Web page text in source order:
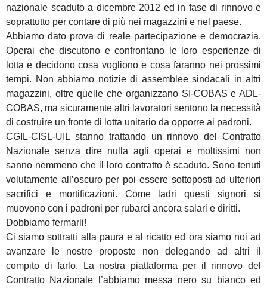
nazionale scaduto a dicembre 2012 ed in fase di rinnovo e
soprattutto per contare di più nei magazzini e nel paese.
Abbiamo dato prova di reale partecipazione e democrazia.
Operai che discutono e confrontano le loro esperienze di
lotta e decidono cosa vogliono e cosa faranno nei prossimi
tempi. Non abbiamo notizie di assemblee sindacali in altri
magazzini, oltre quelle che organizzano SI-COBAS e ADL-
COBAS, ma sicuramente altri lavoratori sentono la necessità
di costruire un fronte di lotta unitario da opporre ai padroni.
CGIL-CISL-UIL stanno trattando un rinnovo del Contratto
Nazionale senza dire nulla agli operai e moltissimi non
sanno nemmeno che il loro contratto è scaduto. Sono tenuti
volutamente all’oscuro per poi essere sottoposti ad ulteriori
sacrifici e mortificazioni. Come ladri questi signori si
muovono con i padroni per rubarci ancora salari e diritti.
Dobbiamo fermarli!
Ci siamo sottratti alla paura e al ricatto ed ora siamo noi ad
avanzare le nostre proposte non delegando ad altri il
compito di farlo. La nostra piattaforma per il rinnovo del
Contratto Nazionale l’abbiamo messa nero su bianco ed